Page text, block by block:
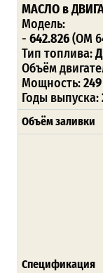
МАСЛО в
Модель:
- 642.826(OM
Тип топлива:
Объём
Мощность:
Годы выпуска:
Объём заливки
Спецификация